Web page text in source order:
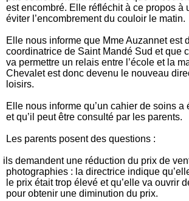
est encombré. Elle réfléchit à ce propos à
éviter l’encombrement du couloir le matin.
Elle nous informe que Mme Auzannet est
coordinatrice de Saint Mandé Sud et que
va permettre un relais entre l’école et la
Chevalet est donc devenu le nouveau
loisirs.
Elle nous informe qu’un cahier de soins a
et qu’il peut être consulté par les parents.
Les parents posent des questions :
ils demandent une réduction du prix de
photographies : la directrice indique
le prix était trop élevé et qu’elle va ouvrir
pour obtenir une diminution du prix.